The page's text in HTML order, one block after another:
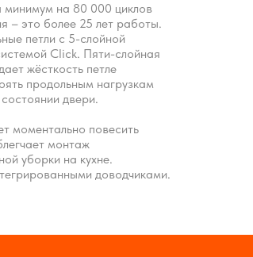
минимум на 80 000 циклов
– это более 25 лет работы.
петли с 5-слойной
Click. Пяти-слойная
жёсткость петле
продольным нагрузкам
двери.
моментально повесить
монтаж
уборки на кухне.
доводчиками.